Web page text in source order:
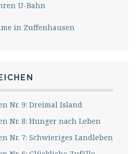
U-Bahn
in Zuffenhausen
Nr. 9: Dreimal Island
Nr. 8: Hunger nach Leben
Nr. 7: Schwieriges Landleben